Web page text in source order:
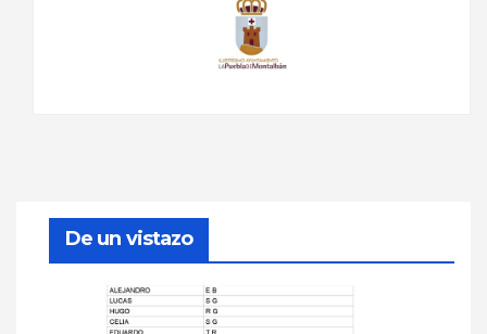
De un vistazo